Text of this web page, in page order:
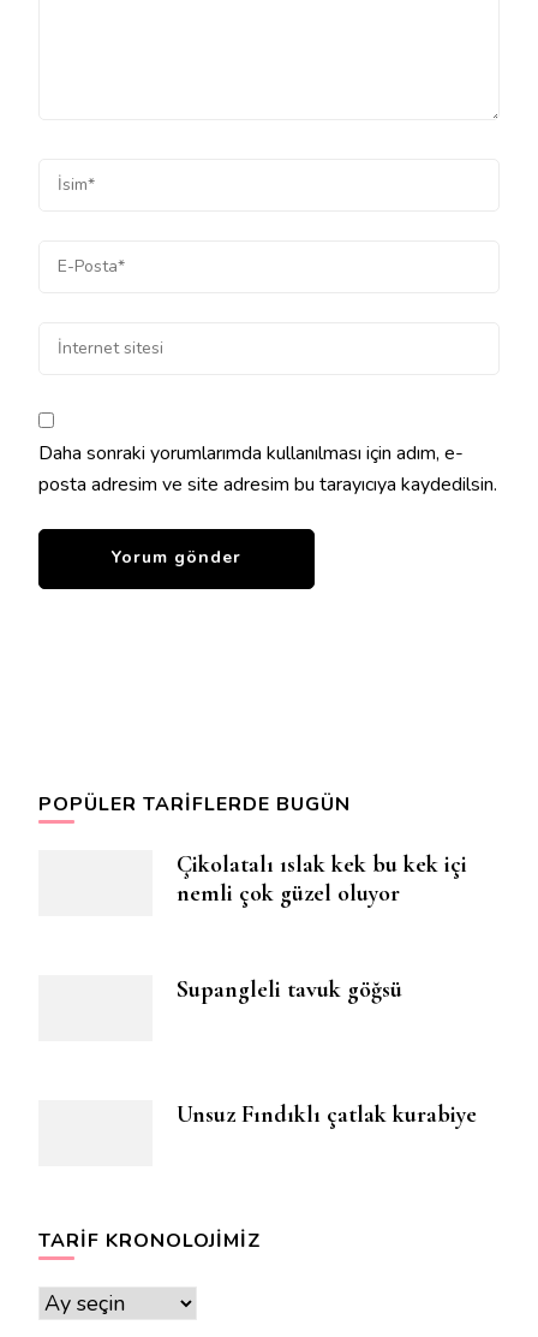
Daha sonraki yorumlarımda kullanılması için adım, e-
posta adresim ve site adresim bu tarayıcıya kaydedilsin.
POPÜLER TARIFLERDE BUGÜN
Çikolatalı ıslak kek bu kek içi
nemli çok güzel oluyor
Supangleli tavuk göğsü
Unsuz Fındıklı çatlak kurabiye
TARIF KRONOLOJIMIZ
Tarif